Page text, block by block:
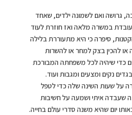
גרושה ואם לשמונה ילדים, שאחד
במשרה מלאה ואז חוזרת לעוד
סיפרה כי היא מתעוררת בלילה
או להכין בצק למחר או להשרות
כדי שיהיה לכל משפחתה המבורכת
נקים ומצעים ומגבות ועוד.
על שעות השינה שלה כדי לטפל
שעבדה איתי ושמעה על חשיבות
יום שהיא משנה סדרי עולם בחייה.